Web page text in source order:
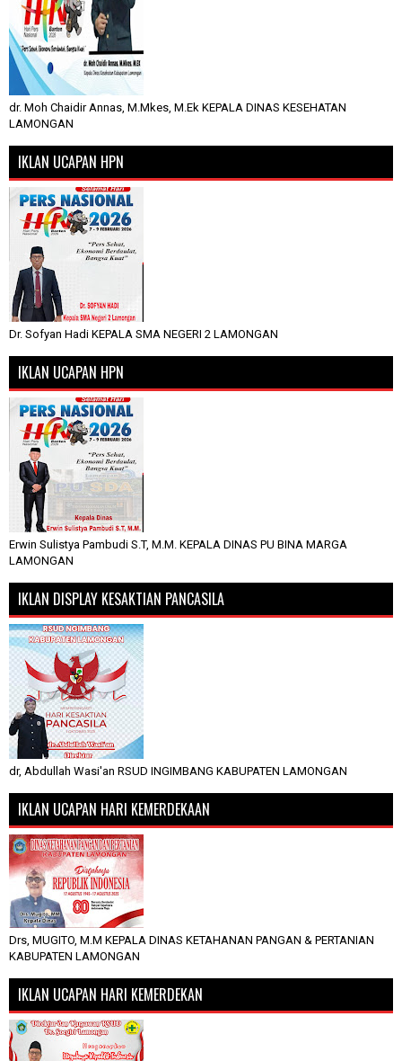
dr. Moh Chaidir Annas, M.Mkes, M.Ek KEPALA DINAS KESEHATAN
LAMONGAN
IKLAN UCAPAN HPN
Dr. Sofyan Hadi KEPALA SMA NEGERI 2 LAMONGAN
IKLAN UCAPAN HPN
Erwin Sulistya Pambudi S.T, M.M. KEPALA DINAS PU BINA MARGA
LAMONGAN
IKLAN DISPLAY KESAKTIAN PANCASILA
dr, Abdullah Wasi'an RSUD INGIMBANG KABUPATEN LAMONGAN
IKLAN UCAPAN HARI KEMERDEKAAN
Drs, MUGITO, M.M KEPALA DINAS KETAHANAN PANGAN & PERTANIAN
KABUPATEN LAMONGAN
IKLAN UCAPAN HARI KEMERDEKAN